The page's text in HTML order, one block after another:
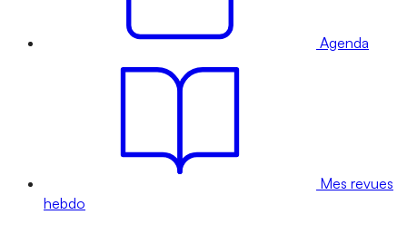
Agenda
Mes revues
hebdo